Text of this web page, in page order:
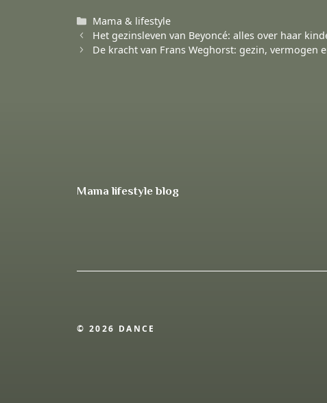
Categorieën
Mama & lifestyle
Het gezinsleven van Beyoncé: alles over haar
De kracht van Frans Weghorst: gezin, vermogen
Mama lifestyle blog
© 2026 DANCE